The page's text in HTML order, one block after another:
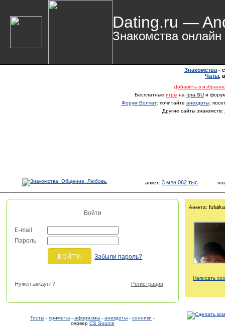
Dating.ru —
Знакомства онлайн
Знакомства -
Чаты,
Добавить в
Бесплатные игры на Igra.SU и
Форум Волчат: почитайте анекдоты,
Другие сайты знакомств:
анкет: 3 млн 062 тыс
Войти
E-mail
Пароль
Забыли пароль?
Нужен аккаунт? Регистрация
Тосты - приметы - афоризмы - анекдоты - сонники -
сервер CS Source
Анкета:
Написать